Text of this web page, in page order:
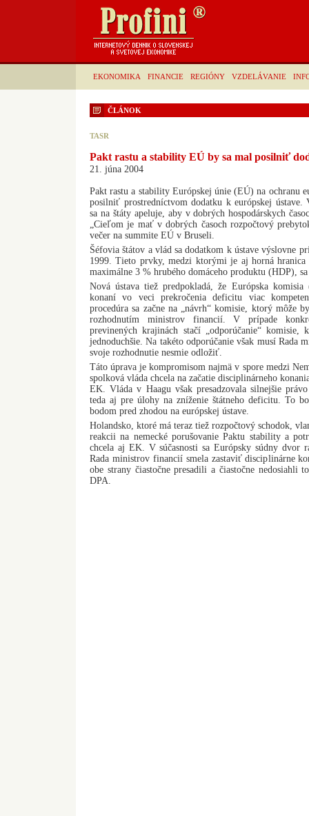
EKONOMIKA FINANCIE REGIÓNY VZDELÁVANIE
ČLÁNOK
TASR
Pakt rastu a stability EÚ by sa mal posilniť
21. júna 2004
Pakt rastu a stability Európskej únie (EÚ) na ochranu
posilniť prostredníctvom dodatku k európskej ústave.
sa na štáty apeluje, aby v dobrých hospodárskych
„Cieľom je mať v dobrých časoch rozpočtový
večer na summite EÚ v Bruseli.
Šéfovia štátov a vlád sa dodatkom k ústave výslovne
1999. Tieto prvky, medzi ktorými je aj horná
maximálne 3 % hrubého domáceho produktu (HDP),
Nová ústava tiež predpokladá, že Európska
konaní vo veci prekročenia deficitu viac
procedúra sa začne na „návrh“ komisie, ktorý môže
rozhodnutím ministrov financií. V prípade
previnených krajinách stačí „odporúčanie“
jednoduchšie. Na takéto odporúčanie však musí Rada
svoje rozhodnutie nesmie odložiť.
Táto úprava je kompromisom najmä v spore medzi
spolková vláda chcela na začatie disciplinárneho
EK. Vláda v Haagu však presadzovala silnejšie
teda aj pre úlohy na zníženie štátneho deficitu. To
bodom pred zhodou na európskej ústave.
Holandsko, ktoré má teraz tiež rozpočtový schodok,
reakcii na nemecké porušovanie Paktu stability a
chcela aj EK. V súčasnosti sa Európsky súdny
Rada ministrov financií smela zastaviť disciplinárne
obe strany čiastočne presadili a čiastočne
DPA.